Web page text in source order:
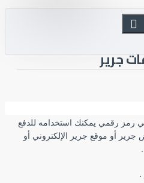
رقمي يمكنك استخدامه للدفع
موقع جرير الإلكتروني أو